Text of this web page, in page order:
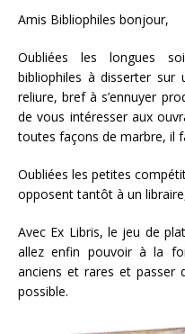
Amis Bibliophiles bonjour,
Oubliées les longues
bibliophiles à disserter sur
reliure, bref à s’ennuyer
de vous intéresser aux
toutes façons de marbre, il
Oubliées les petites
opposent tantôt à un
Avec Ex Libris, le jeu de
allez enfin pouvoir à la
anciens et rares et passer
possible.